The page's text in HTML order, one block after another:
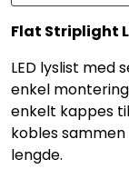
Flat Striplight
LED lyslist med
enkel
enkelt kappes
kobles
lengde.